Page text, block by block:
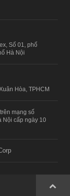
Số 01, phố
Hà Nội
Hòa, TPHCM
mạng số
Nội cấp ngày 10